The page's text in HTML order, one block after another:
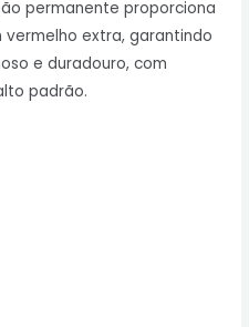
permanente proporciona
extra, garantindo
e duradouro, com
padrão.